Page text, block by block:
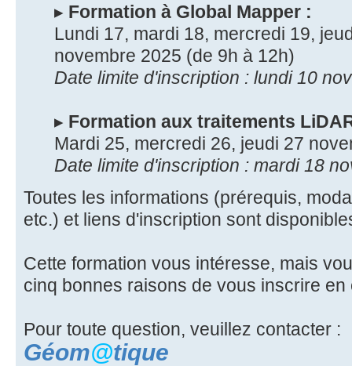
▸ Formation à Global Mapper :
Lundi 17, mardi 18, mercredi 19,
novembre 2025 (de 9h à 12h)
Date limite d'inscription : lundi 10
▸ Formation aux traitements
Mardi 25, mercredi 26, jeudi 27
Date limite d'inscription : mardi 18
Toutes les informations (prérequis,
etc.) et liens d'inscription sont
Cette formation vous intéresse, mais
cinq bonnes raisons de vous inscrire
Pour toute question, veuillez contacter :
Géom@tique